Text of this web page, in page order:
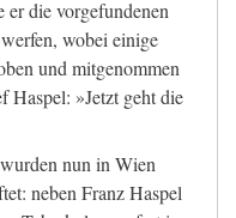
die vorgefundenen
wobei einige
und mitgenommen
Haspel: »Jetzt geht die
nun in Wien
neben Franz Haspel